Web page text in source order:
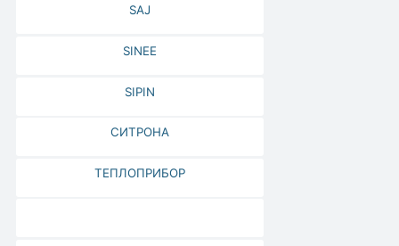
SAJ
SINEE
SIPIN
СИТРОНА
ТЕПЛОПРИБОР